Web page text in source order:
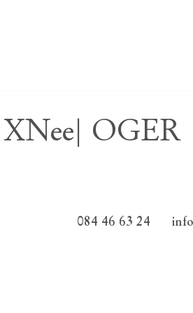
084 46 63 24
OGER